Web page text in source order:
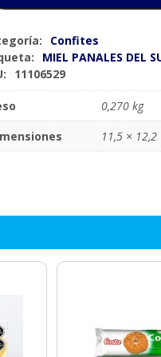
Confites
MIEL PANALES DEL
11106529
0,270 kg
11,5 × 12,2